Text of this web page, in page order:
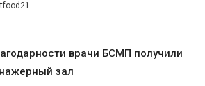
врачи БСМП получили
зал